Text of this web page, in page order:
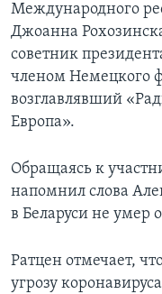
Международного
Джоанна
советник
членом Немецкого
возглавлявший
Европа».
Обращаясь к
напомнил слова
в Беларуси не умер
Ратцен отмечает,
угрозу